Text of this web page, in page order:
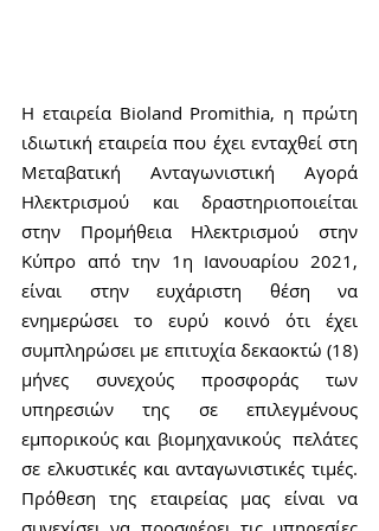
Η εταιρεία Bioland Promithia, η πρώτη
ιδιωτική εταιρεία που έχει ενταχθεί στη
Μεταβατική Ανταγωνιστική Αγορά
Ηλεκτρισμού και δραστηριοποιείται
στην Προμήθεια Ηλεκτρισμού στην
Κύπρο από την 1η Ιανουαρίου 2021,
είναι στην ευχάριστη θέση να
ενημερώσει το ευρύ κοινό ότι έχει
συμπληρώσει με επιτυχία δεκαοκτώ (18)
μήνες συνεχούς προσφοράς των
υπηρεσιών της σε επιλεγμένους
εμπορικούς και βιομηχανικούς  πελάτες
σε ελκυστικές και ανταγωνιστικές τιμές.
Πρόθεση της εταιρείας μας είναι να